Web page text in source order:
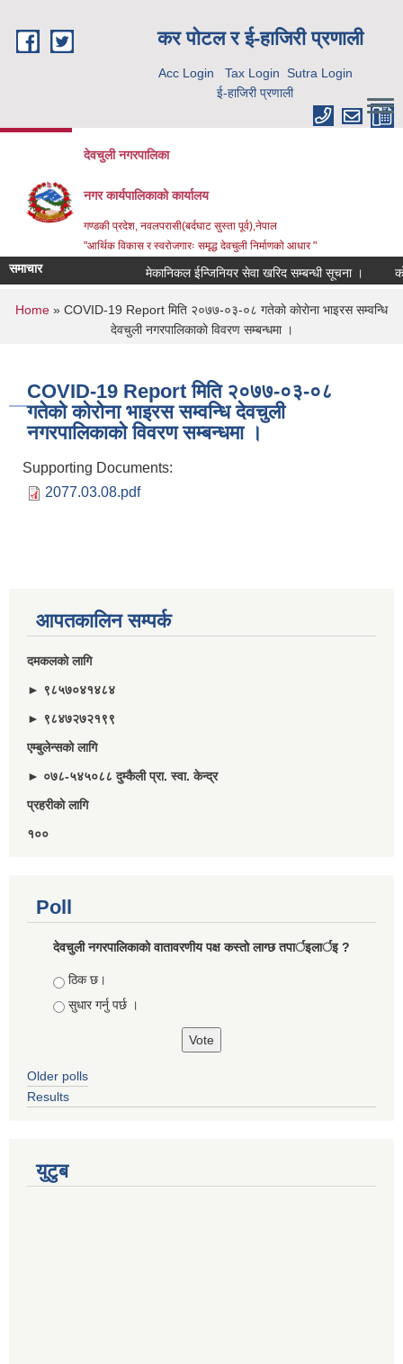
कर पाेटल र ई-हाजिरी प्रणाली
Acc Login Tax Login Sutra Login
ई-हाजिरी प्रणाली
देवचुली नगरपालिका
नगर कार्यपालिकाको कार्यालय
गण्डकी प्रदेश, नवलपरासी(बर्दघाट सुस्ता पूर्व),नेपाल
"आर्थिक विकास र स्वरोजगारः समृद्ध देवचुली निर्माणको आधार "
समाचार मेकानिकल ईन्जिनियर सेवा खरिद सम्बन्धी सूचना ।
You are here
Home » COVID-19 Report मिति २०७७-०३-०८ गतेकाे काेराेना भाइरस सम्वन्धि
देवचुली नगरपालिकाकाे विवरण सम्बन्धमा ।
COVID-19 Report मिति २०७७-०३-०८
गतेकाे काेराेना भाइरस सम्वन्धि देवचुली
नगरपालिकाकाे विवरण सम्बन्धमा ।
Supporting Documents:
2077.03.08.pdf
आपतकालिन सम्पर्क
दमकलकाे लागि
► ९८५७०४१४८४
► ९८४७२७२१९९
एम्बुलेन्सकाे लागि
► ०७८-५४५०८८ दुम्कैली प्रा. स्वा. केन्द्र
प्रहरीकाे लागि
१००
Poll
देवचुली नगरपालिकाकाे वातावरणीय पक्ष कस्ताे लाग्छ तपार्इलार्इ ?
Choices
ठिक छ।
सुधार गर्नु पर्छ ।
Older polls
Results
युटुब